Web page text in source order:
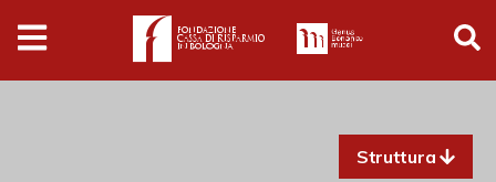
Digital
Humanities
Struttura